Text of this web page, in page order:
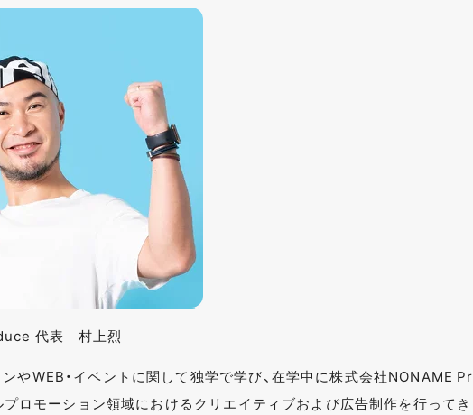
代表 村上烈
やWEB・イベントに関して独学で学び、在学中に株式会社NONAME Pr
ロモーション領域におけるクリエイティブおよび広告制作を行ってき